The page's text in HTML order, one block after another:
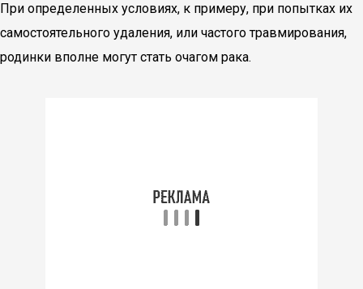
При определенных условиях, к примеру, при попытках их
самостоятельного удаления, или частого травмирования,
родинки вполне могут стать очагом рака.